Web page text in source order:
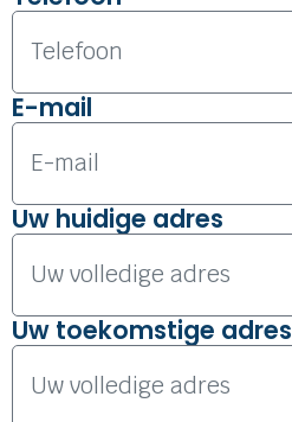
E-mail
Uw huidige adres
Uw toekomstige adres